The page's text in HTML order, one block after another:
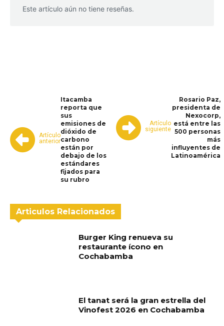
Este artículo aún no tiene reseñas.
Artículo
anterior
Itacamba
reporta que
sus
emisiones de
dióxido de
carbono
están por
debajo de los
estándares
fijados para
su rubro
Artículo
siguiente
Rosario Paz,
presidenta de
Nexocorp,
está entre las
500 personas
más
influyentes de
Latinoamérica
Articulos Relacionados
Burger King renueva su
restaurante ícono en
Cochabamba
El tanat será la gran estrella del
Vinofest 2026 en Cochabamba